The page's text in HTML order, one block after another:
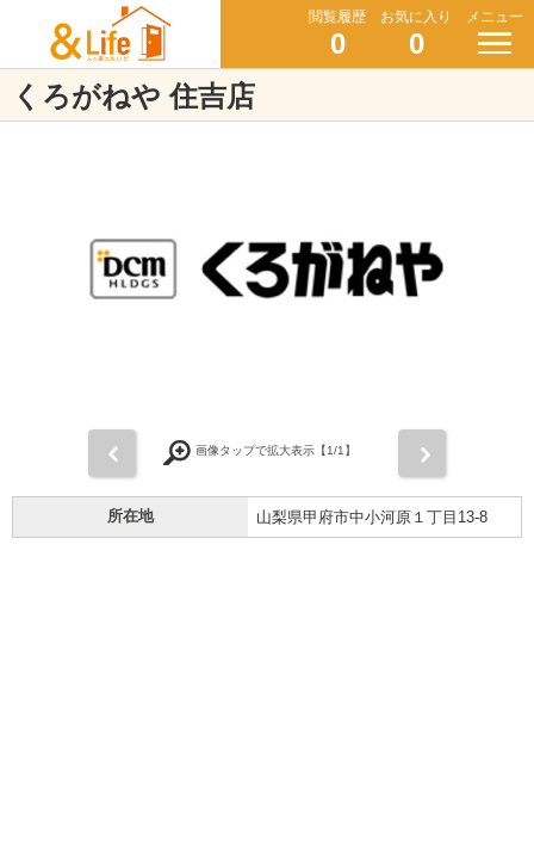
閲覧履歴
0
お気に入り
0
メニュー
くろがねや 住吉店
画像タップで拡大表示【1/1】
所在地 山梨県甲府市中小河原１丁目13-8